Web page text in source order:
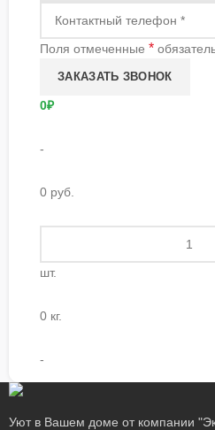
Поля отмеченные *
0₽
-
0 руб.
шт.
0 кг.
-
Уют в Вашем доме от компании